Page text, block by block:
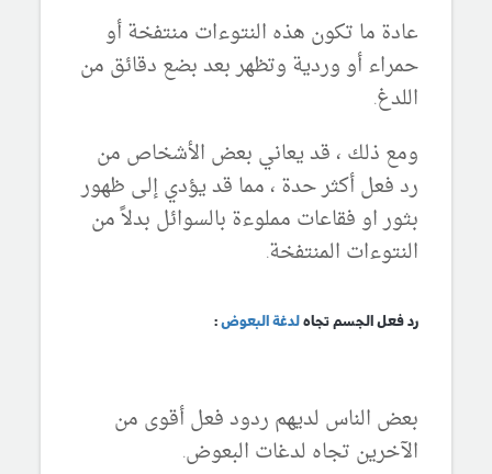
عادة ما تكون هذه النتوءات منتفخة أو
حمراء أو وردية وتظهر بعد بضع دقائق من
اللدغ.
ومع ذلك ، قد يعاني بعض الأشخاص من
رد فعل أكثر حدة ، مما قد يؤدي إلى ظهور
بثور او فقاعات مملوءة بالسوائل بدلاً من
النتوءات المنتفخة.
رد فعل الجسم تجاهلدغة البعوض :
بعض الناس لديهم ردود فعل أقوى من
الآخرين تجاه لدغات البعوض.